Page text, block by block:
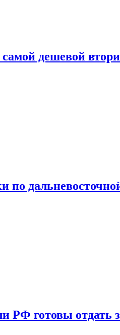
дешевой
по
РФ готовы отдать